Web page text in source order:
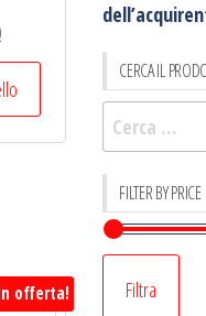
Il
prezzo
attuale
è:
€59,00.
offerta!
CERCA IL
Ricerca
per:
FILTER BY PRICE
Filtra